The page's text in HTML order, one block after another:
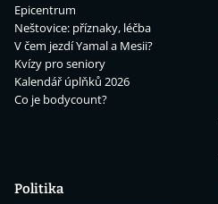
Epicentrum
Neštovice: příznaky, léčba
V čem jezdí Yamal a Mesii?
Kvízy pro seniory
Kalendář úplňků 2026
Co je bodycount?
Politika